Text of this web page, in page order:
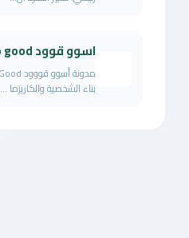
اسوو قوود ado good
بناء الشخصية والكاريزما ...